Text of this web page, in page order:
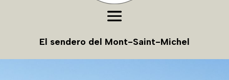
El sendero del Mont-Saint-Michel